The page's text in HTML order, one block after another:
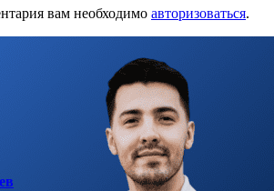
вам необходимо авторизоваться.